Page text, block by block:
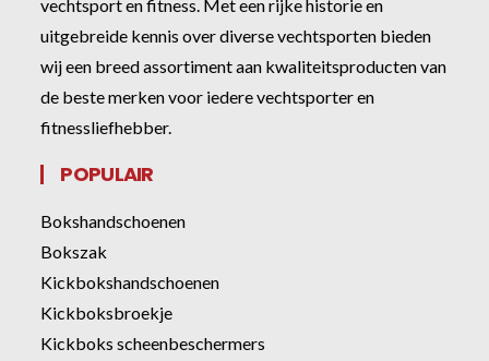
vechtsport en fitness. Met een rijke historie en
uitgebreide kennis over diverse vechtsporten bieden
wij een breed assortiment aan kwaliteitsproducten van
de beste merken voor iedere vechtsporter en
fitnessliefhebber.
POPULAIR
Bokshandschoenen
Bokszak
Kickbokshandschoenen
Kickboksbroekje
Kickboks scheenbeschermers